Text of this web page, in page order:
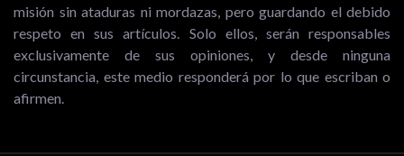
misión sin ataduras ni mordazas, pero guardando el debido
respeto en sus artículos. Solo ellos, serán responsables
exclusivamente de sus opiniones, y desde ninguna
circunstancia, este medio responderá por lo que escriban o
afirmen.